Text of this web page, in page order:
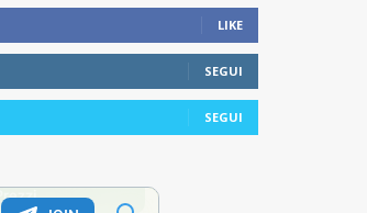
LIKE
SEGUI
SEGUI